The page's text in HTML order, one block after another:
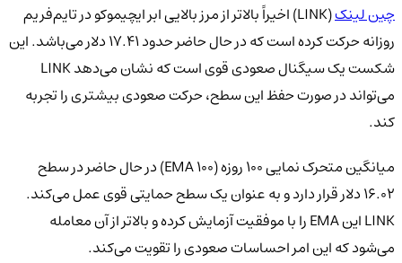
چین لینک
(LINK) اخیراً بالاتر از مرز بالایی ابر ایچیموکو در تایم‌فریم
روزانه حرکت کرده است که در حال حاضر حدود ۱۷.۴۱ دلار می‌باشد. این
شکست یک سیگنال صعودی قوی است که نشان می‌دهد LINK
می‌تواند در صورت حفظ این سطح، حرکت صعودی بیشتری را تجربه
کند.
میانگین متحرک نمایی ۱۰۰ روزه (۱۰۰ EMA) در حال حاضر در سطح
۱۶.۰۲ دلار قرار دارد و به عنوان یک سطح حمایتی قوی عمل می‌کند.
LINK این EMA را با موفقیت آزمایش کرده و بالاتر از آن معامله
می‌شود که این امر احساسات صعودی را تقویت می‌کند.